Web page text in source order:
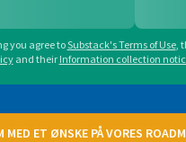
you agree toSubstack's Terms of Use,
and their Information collection
MED ET ØNSKE PÅ VORES